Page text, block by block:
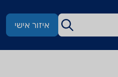
איזור אישי